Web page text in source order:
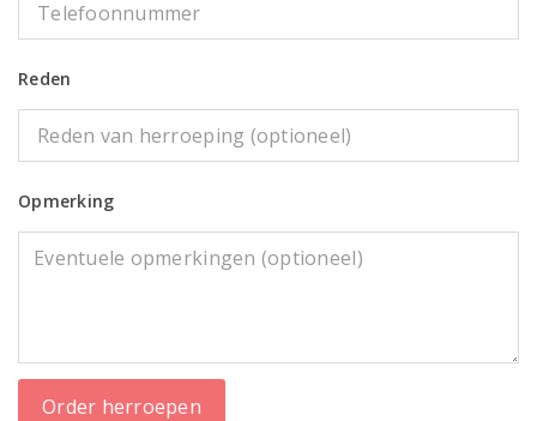
Reden
Opmerking
Order herroepen